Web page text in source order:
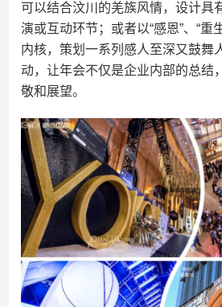
可以结合汶川的羌族风情，设计具
演或互动环节；或者以“感恩”、“重
内核，策划一系列感人至深又鼓舞
动，让年会不仅是企业内部的总结
敬和展望。